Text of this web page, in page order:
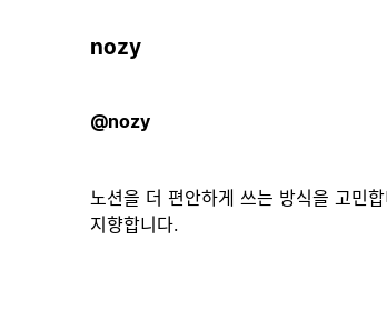
nozy
@nozy
노션을 더 편안하게 쓰는 방식을 고민
지향합니다.